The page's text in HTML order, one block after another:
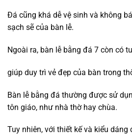
Đá cũng khá dễ vệ sinh và không
sạch sẽ của bàn lễ.
Ngoài ra, bàn lễ bằng đá 7 còn có
giúp duy trì vẻ đẹp của bàn trong
Bàn lễ bằng đá thường được sử
tôn giáo, như nhà thờ hay chùa.
Tuy nhiên, với thiết kế và kiểu